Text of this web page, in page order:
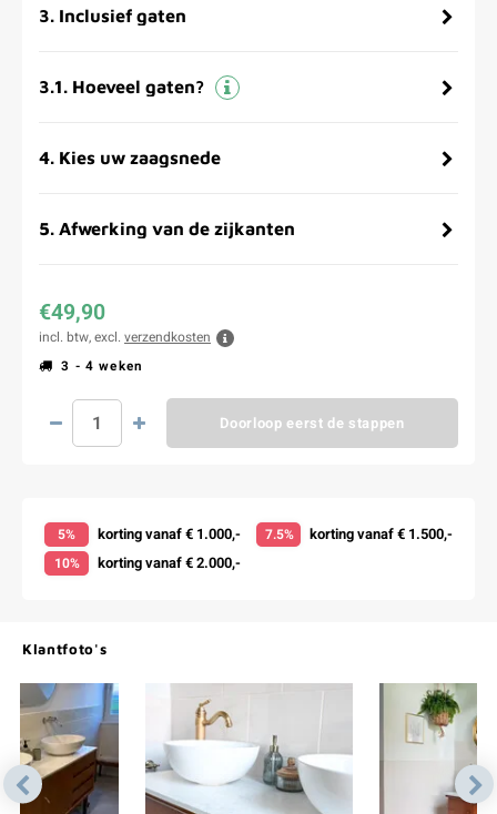
3. Inclusief gaten
3.1. Hoeveel gaten?
4. Kies uw zaagsnede
5. Afwerking van de zijkanten
€49,90
incl. btw, excl. verzendkosten
3 - 4 weken
Doorloop eerst de stappen
5% korting vanaf € 1.000,- 7.5% korting vanaf € 1.500,-
10% korting vanaf € 2.000,-
Klantfoto's